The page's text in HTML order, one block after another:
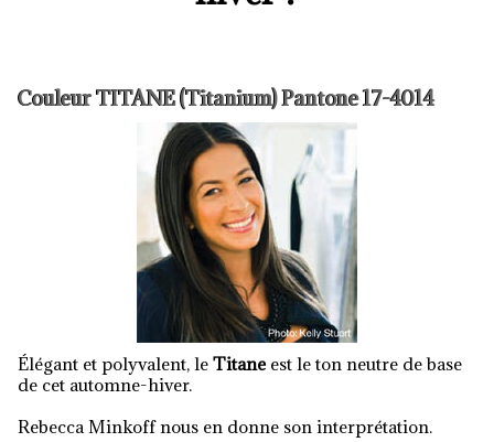
Couleur TITANE (Titanium) Pantone 17-4014
Élégant et polyvalent, le Titane est le ton neutre de base
de cet automne-hiver.
Rebecca Minkoff nous en donne son interprétation.